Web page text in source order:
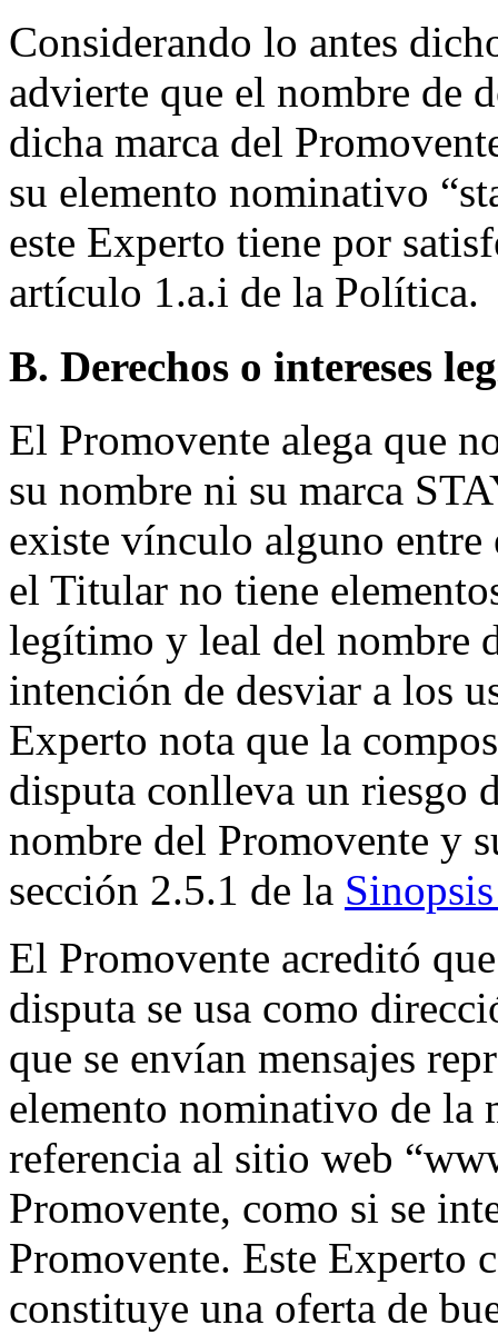
Considerando lo antes
advierte que el nombre de
dicha marca del
su elemento nominativo
este Experto tiene por
artículo 1.a.i de la Política.
B. Derechos o intereses
El Promovente alega que
su nombre ni su marca
existe vínculo alguno
el Titular no tiene
legítimo y leal del nombre
intención de desviar a los
Experto nota que la
disputa conlleva un riesgo
nombre del Promovente y
sección 2.5.1 de la
El Promovente acreditó
disputa se usa como
que se envían mensajes
elemento nominativo de la
referencia al sitio web
Promovente, como si se
Promovente. Este Experto
constituye una oferta de